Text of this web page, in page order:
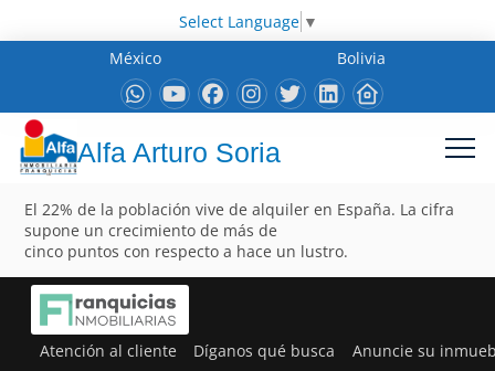
Select Language ▼
México
Bolivia
Alfa Arturo Soria
El 22% de la población vive de alquiler en España. La cifra
supone un crecimiento de más de
cinco puntos con respecto a hace un lustro.
Atención al cliente Díganos qué busca Anuncie su